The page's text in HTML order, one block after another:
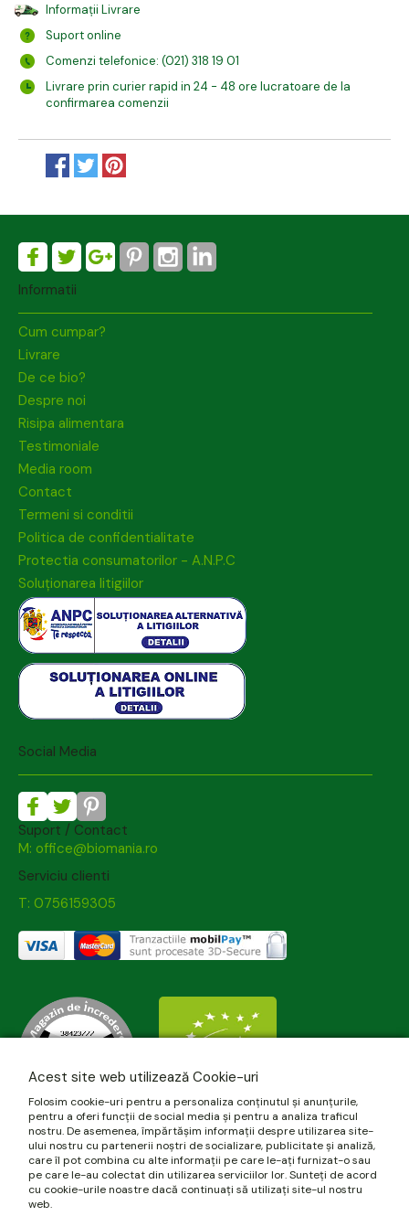
Informații Livrare
Suport online
Comenzi telefonice: (021) 318 19 01
Livrare prin curier rapid in 24 - 48 ore lucratoare de la
confirmarea comenzii
Informatii
Cum cumpar?
Livrare
De ce bio?
Despre noi
Risipa alimentara
Testimoniale
Media room
Contact
Termeni si conditii
Politica de confidentialitate
Protectia consumatorilor - A.N.P.C
Soluționarea litigiilor
Social Media
Suport / Contact
M: office@biomania.ro
Serviciu clienti
T: 0756159305
Acest site web utilizează Cookie-uri
Folosim cookie-uri pentru a personaliza conținutul și anunțurile,
pentru a oferi funcții de social media și pentru a analiza traficul
nostru. De asemenea, împărtășim informații despre utilizarea site-
ului nostru cu partenerii noștri de socializare, publicitate și analiză,
care îl pot combina cu alte informații pe care le-ați furnizat-o sau
pe care le-au colectat din utilizarea serviciilor lor. Sunteți de acord
cu cookie-urile noastre dacă continuați să utilizați site-ul nostru
web.